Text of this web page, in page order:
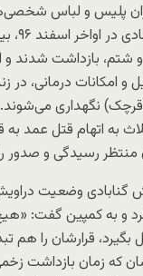
پلیس و لباس
به
بازداشت شدند و
امکانات درمانی، در
نگهداری
به اتهام قتل عمد
منتظر رسیدگی و صدور
گنابادی وضعیت
و به کمپین گفت:
قرارشان را هم
که زمان بازداشت